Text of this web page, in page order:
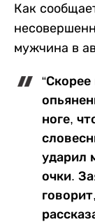
Как
мужчина в
ноге,
ударил
очки.